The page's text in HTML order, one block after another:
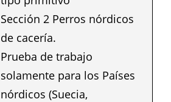
Sección 2 Perros nórdicos
de cacería.
Prueba de trabajo
solamente para los Países
nórdicos (Suecia,